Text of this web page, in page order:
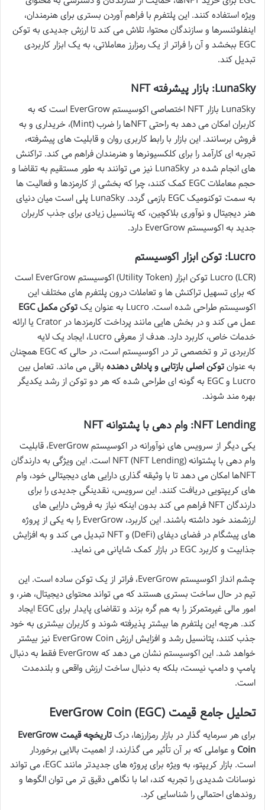
ویژه استفاده کنند. این پلتفرم با فراهم آوردن بستری برای هنرمندان،
اینفلوئنسرها و سازندگان محتوا، تلاش می کند تا ارزش جدیدی به توکن
EGC ببخشد و آن را فراتر از یک رمزارز معاملاتی، به یک ابزار کاربردی
تبدیل کند.
LunaSky: بازار پیشرفته NFT
LunaSky بازار NFT اختصاصی اکوسیستم EverGrow است که به
کاربران امکان می دهد به راحتی NFTها را ضرب (Mint)، خریداری و به
فروش برسانند. این بازار با رابط کاربری روان و قابلیت های پیشرفته،
تجربه ای کارآمد را برای کلکسیونرها و هنرمندان فراهم می کند. تراکنش
های انجام شده در LunaSky نیز می توانند به طور مستقیم به تقاضا و
حجم معاملات EGC کمک کنند، چرا که بخشی از کارمزدها و فعالیت ها
به سمت توکنومیک EGC بازمی گردد. LunaSky پلی است میان دنیای
هنر دیجیتال و نوآوری بلاکچین، که پتانسیل زیادی برای جذب کاربران
جدید به اکوسیستم EverGrow دارد.
Lucro: توکن ابزار اکوسیستم
Lucro (LCR) توکن ابزار (Utility Token) اکوسیستم EverGrow است
که برای تسهیل تراکنش ها و تعاملات درون پلتفرم های مختلف این
اکوسیستم طراحی شده است. Lucro به عنوان یک
توکن مکمل EGC
عمل می کند و در بخش هایی مانند پرداخت کارمزدها در Crator یا ارائه
خدمات خاص، کاربرد دارد. هدف از معرفی Lucro، ایجاد یک لایه
کاربردی تر و تخصصی تر در اکوسیستم است، در حالی که EGC همچنان
به عنوانتوکن اصلی بازتابی و پاداش دهنده باقی می ماند. تعامل بین
Lucro و EGC به گونه ای طراحی شده که هر دو توکن از رشد یکدیگر
بهره مند شوند.
NFT Lending: وام دهی با پشتوانه NFT
یکی دیگر از سرویس های نوآورانه در اکوسیستم EverGrow، قابلیت
وام دهی با پشتوانه NFT (NFT Lending) است. این ویژگی به دارندگان
NFTها امکان می دهد تا با وثیقه گذاری دارایی های دیجیتالی خود، وام
های کریپتویی دریافت کنند. این سرویس، نقدینگی جدیدی را برای
دارندگان NFT فراهم می کند بدون اینکه نیاز به فروش دارایی های
ارزشمند خود داشته باشند. این کاربرد، EverGrow را به یکی از پروژه
های پیشگام در فضای دیفای (DeFi) و NFT تبدیل می کند و به افزایش
جذابیت و کاربرد EGC در بازار کمک شایانی می نماید.
چشم انداز اکوسیستم EverGrow، فراتر از یک توکن ساده است. این
تیم در حال ساخت بستری هستند که می تواند محتوای دیجیتال، هنر، و
امور مالی غیرمتمرکز را به هم گره بزند و تقاضای پایدار برای EGC ایجاد
کند. هرچه این پلتفرم ها بیشتر پذیرفته شوند و کاربران بیشتری به خود
جذب کنند، پتانسیل رشد و افزایش ارزش EverGrow Coin نیز بیشتر
خواهد شد. این اکوسیستم نشان می دهد که EverGrow فقط به دنبال
پامپ و دامپ نیست، بلکه به دنبال ساخت ارزش واقعی و بلندمدت
است.
تحلیل جامع قیمت EverGrow Coin (EGC)
برای هر سرمایه گذار در بازار رمزارزها، درک
تاریخچه قیمت EverGrow
Coin و عواملی که بر آن تأثیر می گذارند، از اهمیت بالایی برخوردار
است. بازار کریپتو، به ویژه برای پروژه های جدیدتر مانند EGC، می تواند
نوسانات شدیدی را تجربه کند، اما با نگاهی دقیق تر می توان الگوها و
روندهای احتمالی را شناسایی کرد.